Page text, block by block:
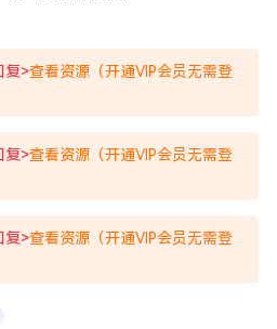
复>查看资源（开通VIP会员无需登
复>查看资源（开通VIP会员无需登
复>查看资源（开通VIP会员无需登